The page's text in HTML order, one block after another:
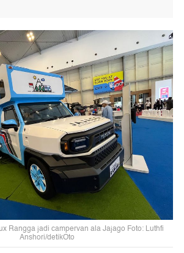
Rangga jadi campervan ala Jajago Foto: Luthfi
Anshori/detikOto